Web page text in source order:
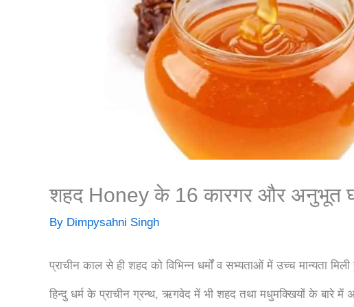
शहद Honey के 16 कारगर और अनुभूत
By Dimpysahni Singh
प्राचीन काल से ही शहद को विभिन्न धर्मों व सभ्यताओं में उच्च मान्यता मिली
हिन्दु धर्म के प्राचीन ग्रन्थ, ऋगवेद में भी शहद तथा मधुमक्खियों के बारे में